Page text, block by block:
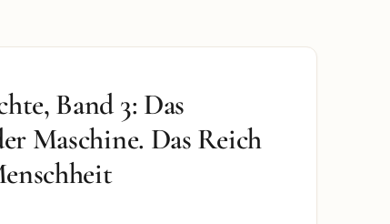
Band 3: Das
Maschine. Das Reich